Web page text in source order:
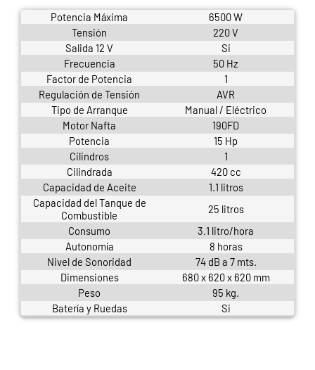
Potencia Máxima
6500 W
Tensión
220 V
Salida 12 V
Si
Frecuencia
50 Hz
Factor de Potencia
1
Regulación de Tensión
AVR
Tipo de Arranque
Manual / Eléctrico
Motor Nafta
190FD
Potencia
15 Hp
Cilindros
1
Cilindrada
420 cc
Capacidad de Aceite
1.1 litros
Capacidad del Tanque de
Combustible
25 litros
Consumo
3.1 litro/hora
Autonomía
8 horas
Nivel de Sonoridad
74 dB a 7 mts.
Dimensiones
680 x 620 x 620 mm
Peso
95 kg.
Batería y Ruedas
Si